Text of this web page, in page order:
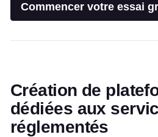
Commencer votre essai
Création de
dédiées aux
réglementés